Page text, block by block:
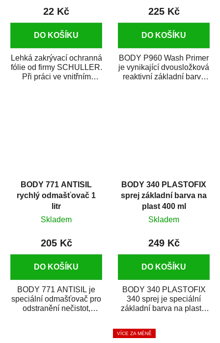
22 Kč
DO KOŠÍKU
Lehká zakrývací ochranná
fólie od firmy SCHULLER.
Při práci ve vnitřním
225 Kč
DO KOŠÍKU
BODY P960 Wash Primer
je vynikající dvousložková
reaktivní základní barva
BODY 771 ANTISIL
rychlý odmašťovač 1
litr
Skladem
205 Kč
DO KOŠÍKU
BODY 771 ANTISIL je
speciální odmašťovač pro
odstranění nečistot,
BODY 340 PLASTOFIX
sprej základní barva na
plast 400 ml
Skladem
249 Kč
DO KOŠÍKU
BODY 340 PLASTOFIX
340 sprej je speciální
základní barva na plasty,
vrchních...
VÍCE ZA MÉNĚ